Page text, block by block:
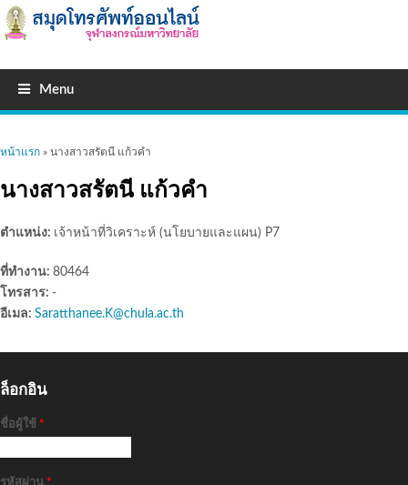
Menu
คุณอยู่ที่นี่
หน้าแรก » นางสาวสรัตนี แก้วคำ
นางสาวสรัตนี แก้วคำ
ตำแหน่ง: เจ้าหน้าที่วิเคราะห์ (นโยบายและแผน) P7
ที่ทำงาน: 80464
โทรสาร: -
อีเมล: Saratthanee.K@chula.ac.th
ล็อกอิน
ชื่อผู้ใช้ *